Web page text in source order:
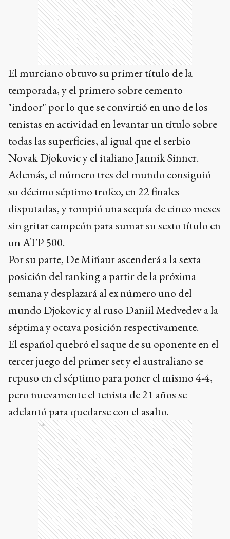
El murciano obtuvo su primer título de la
temporada, y el primero sobre cemento
"indoor" por lo que se convirtió en uno de los
tenistas en actividad en levantar un título sobre
todas las superficies, al igual que el serbio
Novak Djokovic y el italiano Jannik Sinner.
Además, el número tres del mundo consiguió
su décimo séptimo trofeo, en 22 finales
disputadas, y rompió una sequía de cinco meses
sin gritar campeón para sumar su sexto título en
un ATP 500.
Por su parte, De Miñaur ascenderá a la sexta
posición del ranking a partir de la próxima
semana y desplazará al ex número uno del
mundo Djokovic y al ruso Daniil Medvedev a la
séptima y octava posición respectivamente.
El español quebró el saque de su oponente en el
tercer juego del primer set y el australiano se
repuso en el séptimo para poner el mismo 4-4,
pero nuevamente el tenista de 21 años se
adelantó para quedarse con el asalto.
Ads